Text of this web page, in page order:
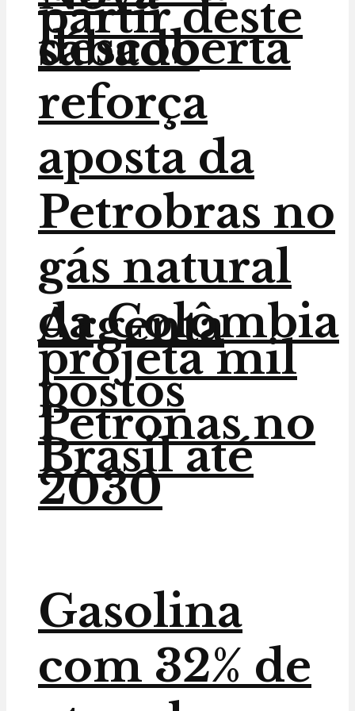
partir deste
sábado
Argenta
projeta mil
postos
Petronas no
Brasil até
2030
descoberta
reforça
aposta da
Petrobras no
gás natural
da Colômbia
Gasolina
com 32% de